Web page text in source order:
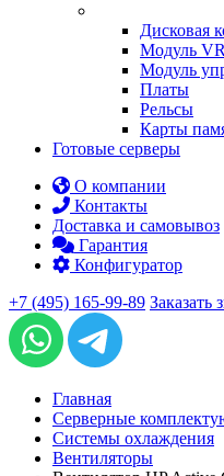
Дисковая
Модуль
Модуль
Платы
Рельсы
Карты
Готовые серверы
О компании
Контакты
Доставка и самовывоз
Гарантия
Конфигуратор
+7 (495) 165-99-89 Заказать
Главная
Серверные
Системы охлаждения
Вентиляторы